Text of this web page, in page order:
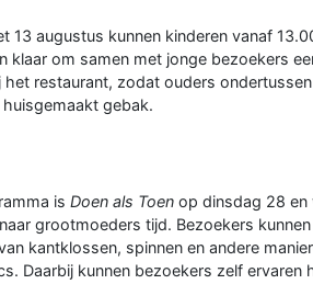
13 augustus kunnen kinderen vanaf
klaar om samen met jonge bezoekers
restaurant, zodat ouders
gebak.
is Doen als Toen op dinsdag 28 en
grootmoeders tijd. Bezoekers
kantklossen, spinnen en andere
Daarbij kunnen bezoekers zelf ervaren